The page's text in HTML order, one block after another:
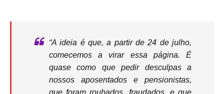
“A ideia é que, a partir de 24 de julho,
comecemos a virar essa página. É
quase como que pedir desculpas a
nossos aposentados e pensionistas,
que foram roubados, fraudados, e que